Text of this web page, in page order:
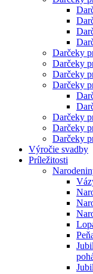
Darčeky
Darčeky
Darčeky
Darčeky
Darčeky
Darčeky
Darčeky
Výročie svadby
Príležitosti